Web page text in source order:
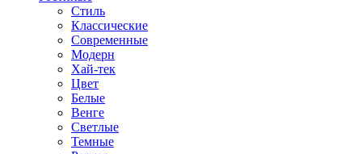
Стиль
Классические
Современные
Модерн
Хай-тек
Цвет
Белые
Венге
Светлые
Темные